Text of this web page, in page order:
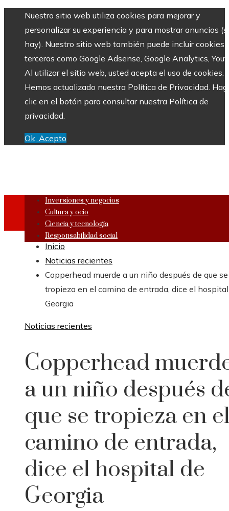
Nuestro sitio web utiliza cookies para mejorar y
personalizar su experiencia y para mostrar anuncios
hay). Nuestro sitio web también puede incluir cookies
terceros como Google Adsense, Google Analytics,
Al utilizar el sitio web, usted acepta el uso de cookies.
Hemos actualizado nuestra Política de Privacidad.
clic en el botón para consultar nuestra Política de
privacidad.
Ok, Acepto
Inversiones y negocios
Cultura y ocio
Ciencia y tecnología
Responsabilidad social
Inicio
Noticias recientes
Copperhead muerde a un niño después de que se
tropieza en el camino de entrada, dice el
Georgia
Noticias recientes
Copperhead
a un niño después
que se tropieza en
camino de entrada,
dice el hospital de
Georgia